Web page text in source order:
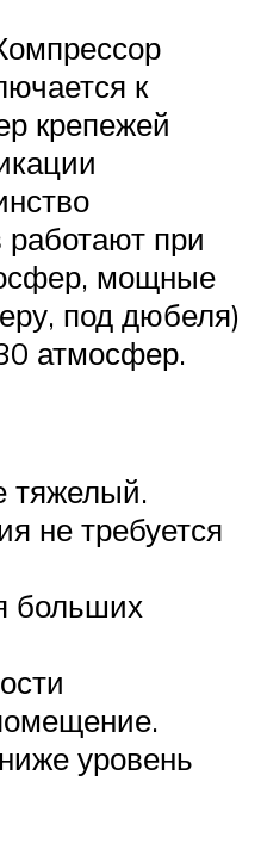
к
крепежей
работают при
мощные
под дюбеля)
атмосфер.
тяжелый.
не требуется
больших
уровень